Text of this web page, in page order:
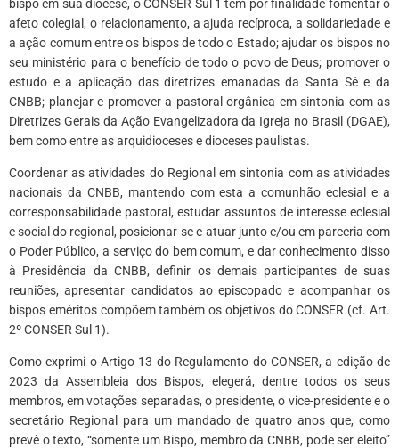
bispo em sua diocese, o CONSER Sul 1 tem por finalidade fomentar o
afeto colegial, o relacionamento, a ajuda recíproca, a solidariedade e
a ação comum entre os bispos de todo o Estado; ajudar os bispos no
seu ministério para o benefício de todo o povo de Deus; promover o
estudo e a aplicação das diretrizes emanadas da Santa Sé e da
CNBB; planejar e promover a pastoral orgânica em sintonia com as
Diretrizes Gerais da Ação Evangelizadora da Igreja no Brasil (DGAE),
bem como entre as arquidioceses e dioceses paulistas.
Coordenar as atividades do Regional em sintonia com as atividades
nacionais da CNBB, mantendo com esta a comunhão eclesial e a
corresponsabilidade pastoral, estudar assuntos de interesse eclesial
e social do regional, posicionar-se e atuar junto e/ou em parceria com
o Poder Público, a serviço do bem comum, e dar conhecimento disso
à Presidência da CNBB, definir os demais participantes de suas
reuniões, apresentar candidatos ao episcopado e acompanhar os
bispos eméritos compõem também os objetivos do CONSER (cf. Art.
2º CONSER Sul 1).
Como exprimi o Artigo 13 do Regulamento do CONSER, a edição de
2023 da Assembleia dos Bispos, elegerá, dentre todos os seus
membros, em votações separadas, o presidente, o vice-presidente e o
secretário Regional para um mandado de quatro anos que, como
prevê o texto, “somente um Bispo, membro da CNBB, pode ser eleito”